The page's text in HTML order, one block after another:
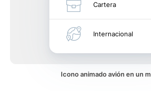
Cartera
Internacional
Icono animado avión en un